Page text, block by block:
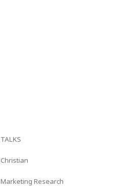
TALKS
Christian
Marketing Research